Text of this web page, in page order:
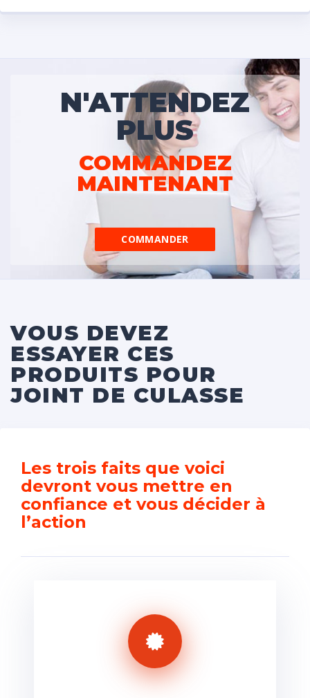
N'ATTENDEZ
PLUS
COMMANDEZ
MAINTENANT
COMMANDER
VOUS DEVEZ
ESSAYER CES
PRODUITS POUR
JOINT DE CULASSE
Les trois faits que voici
devront vous mettre en
confiance et vous décider à
l’action